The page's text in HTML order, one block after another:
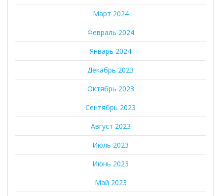
Март 2024
Февраль 2024
Январь 2024
Декабрь 2023
Октябрь 2023
Сентябрь 2023
Август 2023
Июль 2023
Июнь 2023
Май 2023